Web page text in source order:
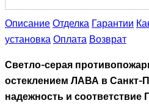
ОписаниеОтделкаГарантии
установкаОплатаВозврат
Светло-серая
остеклением ЛАВА в Санкт-
надежность и соответствие